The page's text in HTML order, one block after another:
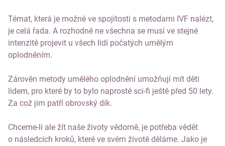
Témat, která je možné ve spojitosti s metodami IVF nalézt,
je celá řada. A rozhodně ne všechna se musí ve stejné
intenzitě projevit u všech lidí počatých umělým
oplodněním.
Zárověn metody umělého oplodnění umožňují mít děti
lidem, pro které by to bylo naprosté sci-fi ještě před 50 lety.
Za což jim patří obrovský dík.
Chceme-li ale žít naše životy vědomě, je potřeba vědět
o následcích kroků, které ve svém životě děláme. Jako je